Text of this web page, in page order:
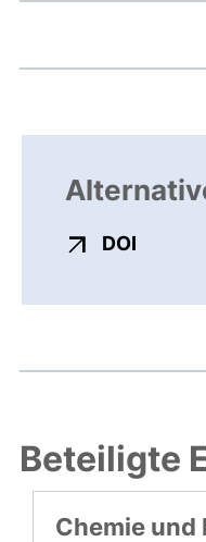
DOI
Beteiligte
Chemie